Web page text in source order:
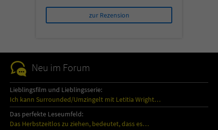
zur Rezension
Neu im Forum
Lieblingsfilm und Lieblingsserie:
Ich kann Surrounded/Umzingelt mit Letitia Wright…
Das perfekte Leseumfeld:
Das Herbstzeitlos zu ziehen, bedeutet, dass es…